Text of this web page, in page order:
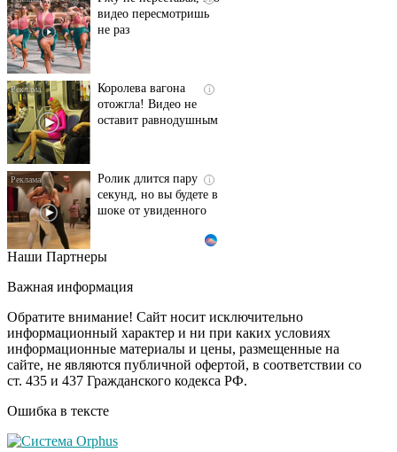
видео пересмотришь
не раз
i
Королева вагона
отожгла! Видео не
оставит равнодушным
i
Ролик длится пару
секунд, но вы будете в
шоке от увиденного
Этот танец невесты
Пересмотрела 10 раз
i
Ролик из Омска: вы
будете смеяться долго
Обнаружена тайная
Наши Партнеры
Важная информация
Обратите внимание! Сайт носит исключительно
информационный характер и ни при каких условиях
информационные материалы и цены, размещенные на
сайте, не являются публичной офертой, в соответствии со
ст. 435 и 437 Гражданского кодекса РФ.
Ошибка в тексте